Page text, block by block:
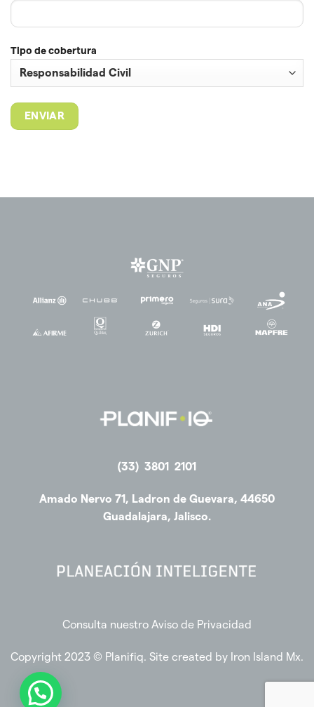
Tipo de cobertura
(33) 3801 2101
Amado Nervo 71, Ladron de Guevara, 44650
Guadalajara, Jalisco.
Consulta nuestro Aviso de Privacidad
Copyright 2023 © Planifiq. Site created by Iron Island Mx.